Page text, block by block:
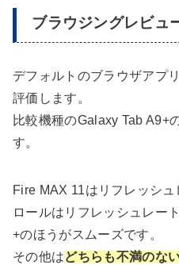
ブラウジングレビュ
デフォルトのブラウザアプ
評価します。
比較機種のGalaxy Tab A9+
す。
Fire MAX 11はリフレッシ
ロールはリフレッシュレー
+のほうがスムーズです。
その他はどちらも不満のな